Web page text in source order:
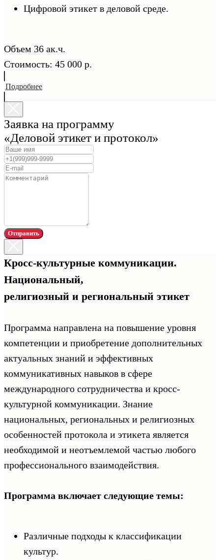
Цифровой этикет в деловой среде.
Объем 36 ак.ч.
Стоимость: 45 000 р.
Подробнее
Заявка на программу
«Деловой этикет и протокол»
Отправить
Кросс-культурные коммуникации.
Национальный,
религиозный и региональный этикет
Программа направлена на повышение уровня
компетенции и приобретение дополнительных
актуальных знаний и эффективных
коммуникативных навыков в сфере
международного сотрудничества и кросс-
культурной коммуникации. Знание
национальных, региональных и религиозных
особенностей протокола и этикета является
необходимой и неотъемлемой частью любого
профессионального взаимодействия.
Программа включает следующие темы:
Различные подходы к классификации
культур.